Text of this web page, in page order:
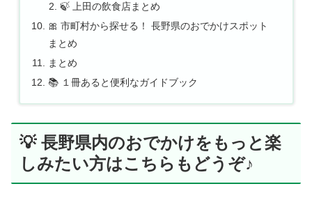
🍃 上田の飲食店まとめ
🎀 市町村から探せる！ 長野県のおでかけスポット
まとめ
まとめ
📚 １冊あると便利なガイドブック
💡 長野県内のおでかけをもっと楽
しみたい方はこちらもどうぞ♪